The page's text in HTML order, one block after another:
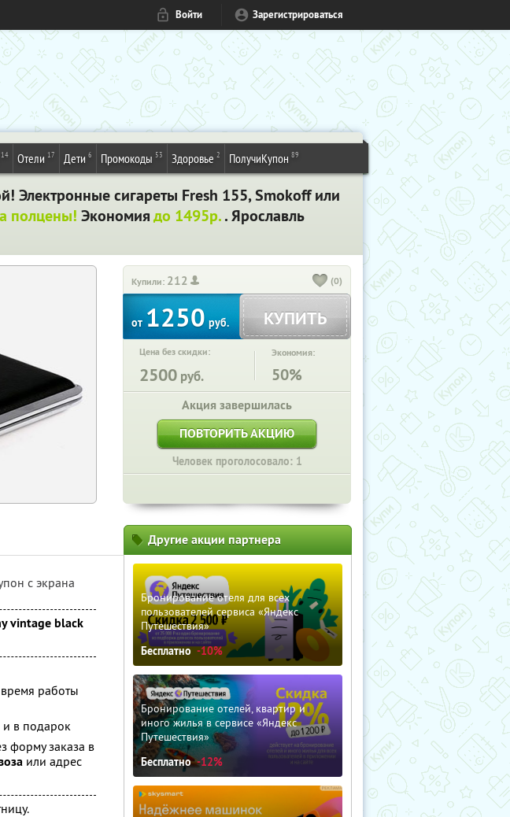
Войти Зарегистрироваться
14 Отели 17 Дети 6 Промокоды 53 Здоровье 2 ПолучиКупон 89
Электронные сигареты Fresh 155, Smokoff или
полцены! Экономиядо 1495р.. Ярославль
Купили: 212 (0)
от 1250 руб. КУПИТЬ
Цена без скидки:
2500 руб.
Экономия:
50%
Акция завершилась
ПОВТОРИТЬ АКЦИЮ
Человек проголосовало: 1
с экрана
vintage black
работы
и в подарок
форму заказа в
или адрес
Другие акции партнера
Бронирование отеля для всех
пользователей сервиса «Яндекс
Путешествия»
Бесплатно -10%
Бронирование отелей, квартир и
иного жилья в сервисе «Яндекс
Путешествия»
Бесплатно -12%